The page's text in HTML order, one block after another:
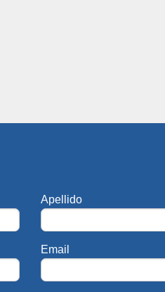
Apellido
Email